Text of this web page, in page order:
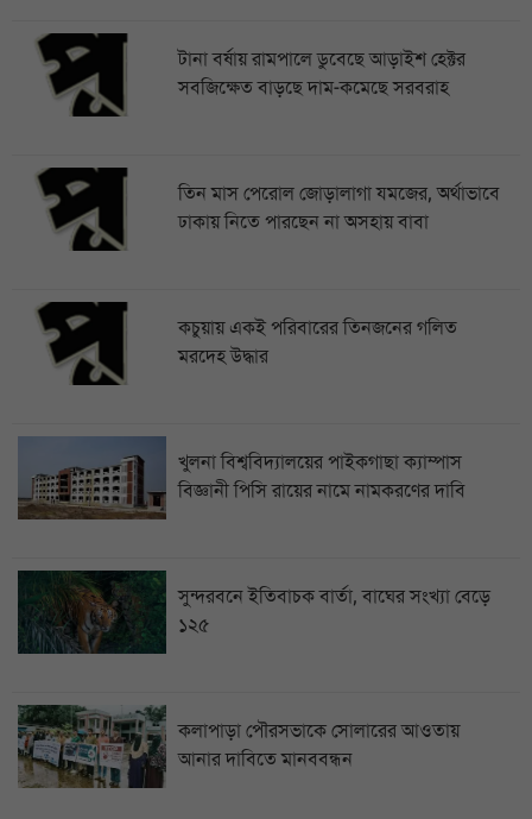
টানা বর্ষায় রামপালে ডুবেছে আড়াইশ হেক্টর
সবজিক্ষেত বাড়ছে দাম-কমেছে সরবরাহ
তিন মাস পেরোল জোড়ালাগা যমজের, অর্থাভাবে
ঢাকায় নিতে পারছেন না অসহায় বাবা
কচুয়ায় একই পরিবারের তিনজনের গলিত
মরদেহ উদ্ধার
খুলনা বিশ্ববিদ্যালয়ের পাইকগাছা ক্যাম্পাস
বিজ্ঞানী পিসি রায়ের নামে নামকরণের দাবি
সুন্দরবনে ইতিবাচক বার্তা, বাঘের সংখ্যা বেড়ে
১২৫
কলাপাড়া পৌরসভাকে সোলারের আওতায়
আনার দাবিতে মানববন্ধন